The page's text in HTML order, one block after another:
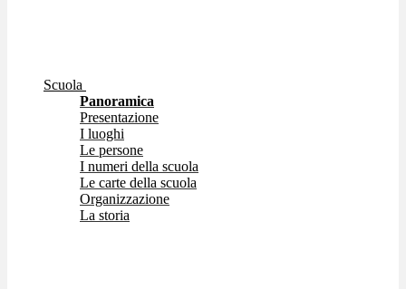
Scuola
Panoramica
Presentazione
I luoghi
Le persone
I numeri della scuola
Le carte della scuola
Organizzazione
La storia